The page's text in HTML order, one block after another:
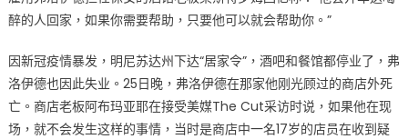
醉的人回家，如果你需要帮助，只要他可以就会帮助你。”
因新冠疫情暴发，明尼苏达州下达“居家令”，酒吧和餐馆都停业了，弗
洛伊德也因此失业。25日晚，弗洛伊德在那家他刚光顾过的商店外死
亡。商店老板阿布玛亚耶在接受美媒The Cut采访时说，如果他在现
场，就不会发生这样的事情，当时是商店中一名17岁的店员在收到疑